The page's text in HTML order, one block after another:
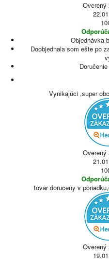
Objednávka
Doobjednala som ešte po
Vynikajúci ,super
tovar doruceny v